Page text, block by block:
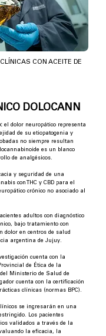
CON ACEITE DE
DOLOCANN
el dolor neuropático representa
de su etiopatogenia y
no siempre resultan
es un blanco
de analgésicos.
y seguridad de una
con THC y CBD para el
crónico no asociado al
adultos con diagnóstico
bajo tratamiento con
dolor en centros de salud
argentina de Jujuy.
cuenta con la
de Ética de la
Ministerio de Salud de
cuenta con la certificación
clínicas (normas BPC).
se ingresarán en una
Los pacientes
validados a través de la
la eficacia, la